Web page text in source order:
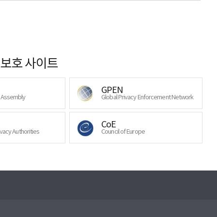
호 사이트
GPEN
Global Privacy Enforcement Network
Authorities
CoE
Council of Europe